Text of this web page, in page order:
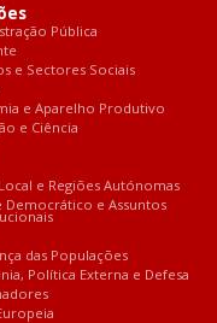
Pública
e Sectores Sociais
e Aparelho Produtivo
e Ciência
e Regiões Autónomas
Democrático e Assuntos
das Populações
Política Externa e Defesa